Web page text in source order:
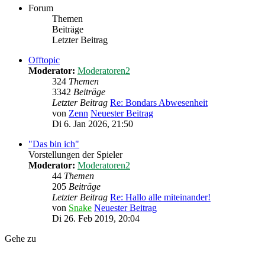
Forum
Themen
Beiträge
Letzter Beitrag
Offtopic
Moderator: Moderatoren2
324 Themen
3342 Beiträge
Letzter Beitrag Re: Bondars Abwesenheit
von Zenn Neuester Beitrag
Di 6. Jan 2026, 21:50
"Das bin ich"
Vorstellungen der Spieler
Moderator: Moderatoren2
44 Themen
205 Beiträge
Letzter Beitrag Re: Hallo alle miteinander!
von Snake Neuester Beitrag
Di 26. Feb 2019, 20:04
Gehe zu